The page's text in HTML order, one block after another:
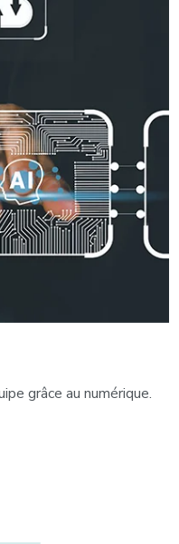
grâce au numérique.